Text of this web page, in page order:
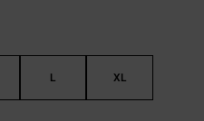
L XL